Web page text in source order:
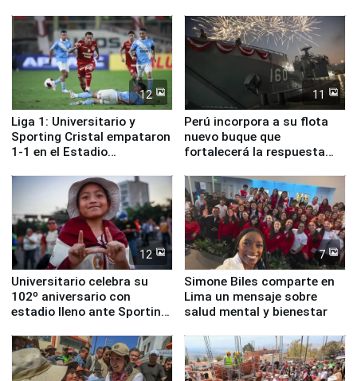
12
Liga 1: Universitario y
Sporting Cristal empataron
1-1 en el Estadio
11
Perú incorpora a su flota
nuevo buque que
fortalecerá la respuesta
12
Universitario celebra su
102º aniversario con
estadio lleno ante Sporting
7
Simone Biles comparte en
Lima un mensaje sobre
salud mental y bienestar